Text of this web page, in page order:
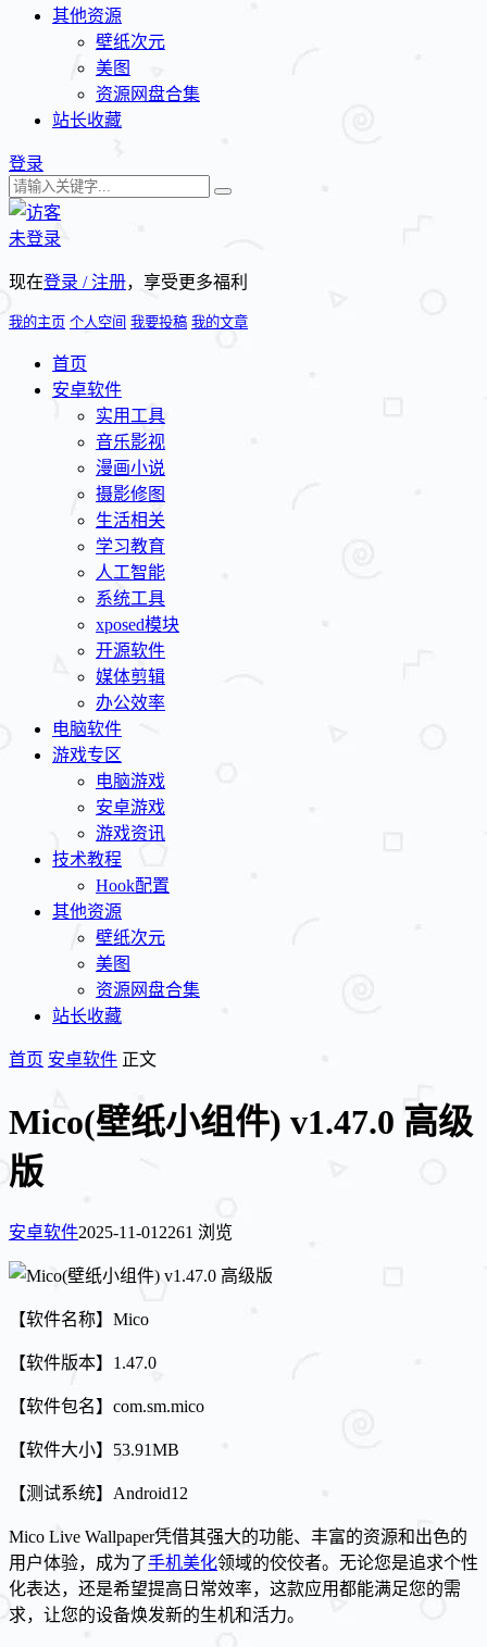
其他资源
壁纸次元
美图
资源网盘合集
站长收藏
登录
未登录
现在登录 / 注册，享受更多福利
我的主页 个人空间 我要投稿 我的文章
首页
安卓软件
实用工具
音乐影视
漫画小说
摄影修图
生活相关
学习教育
人工智能
系统工具
xposed模块
开源软件
媒体剪辑
办公效率
电脑软件
游戏专区
电脑游戏
安卓游戏
游戏资讯
技术教程
Hook配置
其他资源
壁纸次元
美图
资源网盘合集
站长收藏
首页 安卓软件 正文
Mico(壁纸小组件) v1.47.0 高级
版
安卓软件2025-11-01 2261 浏览
【软件名称】Mico
【软件版本】1.47.0
【软件包名】com.sm.mico
【软件大小】53.91MB
【测试系统】Android12
Mico Live Wallpaper凭借其强大的功能、丰富的资源和出色的
用户体验，成为了手机美化领域的佼佼者。无论您是追求个性
化表达，还是希望提高日常效率，这款应用都能满足您的需
求，让您的设备焕发新的生机和活力。